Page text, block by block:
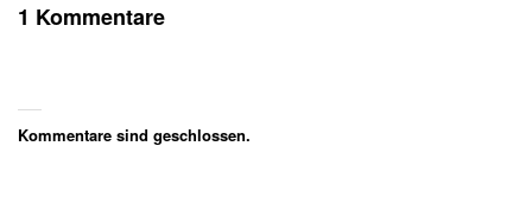
1 Kommentare
Kommentare sind geschlossen.